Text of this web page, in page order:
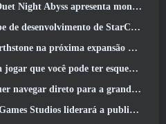
Abyss apresenta montagens
Shooter de acordo com relatório do canal coreano
na próxima expansão do Cataclismo
esquecido que estão participando do PvP Fest do Steam
navegar direto para a grandeza
liderará a publicação ocidental da Aion 2